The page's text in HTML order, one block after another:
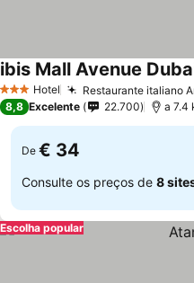
3 EstrelasHotel Restaurante italiano
ibis Mall Avenue
8,8 Excelente 22.700 a 7.4
De € 34
Consulte os preços de 8
Escolha popular